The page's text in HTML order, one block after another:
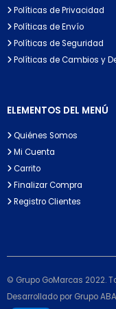
Políticas de Privacidad
Políticas de Envío
Políticas de Seguridad
Políticas de Cambios y
ELEMENTOS DEL MENÚ
Quiénes Somos
Mi Cuenta
Carrito
Finalizar Compra
Registro Clientes
© Grupo GoMarcas 2022.
Desarrollado por Grupo